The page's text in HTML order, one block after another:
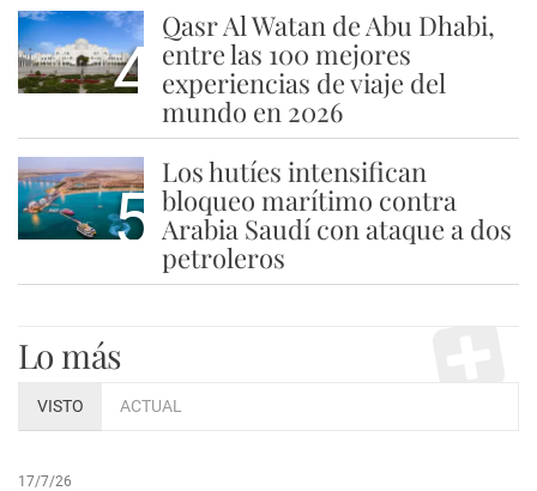
4
Qasr Al Watan de Abu Dhabi,
entre las 100 mejores
experiencias de viaje del
mundo en 2026
5
Los hutíes intensifican
bloqueo marítimo contra
Arabia Saudí con ataque a dos
petroleros
Lo más
VISTO ACTUAL
17/7/26